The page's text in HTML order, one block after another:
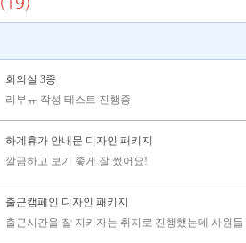
회의실 3종
리부ㅠ 작성 테스트 진행중
하계휴가 안내문 디자인 패키지
깔끔하고 보기 좋게 잘 썼어요!
출근캠페인 디자인 패키지
출근시간을 잘 지키자는 취지로 진행했는데 사원